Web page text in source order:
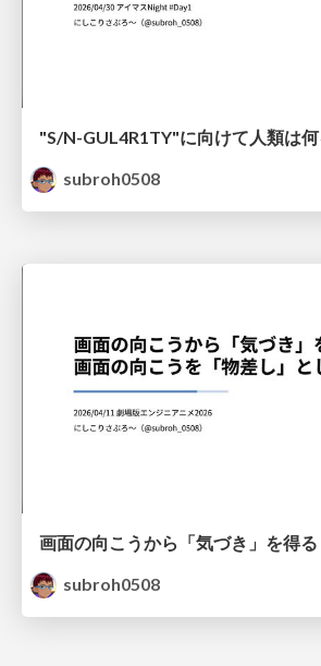
"S/N-GUL4R1TY"に向けて人類は
subroh0508
subroh0508